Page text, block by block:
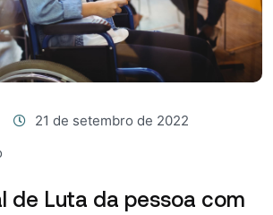
21 de setembro de 2022
de Luta da pessoa com